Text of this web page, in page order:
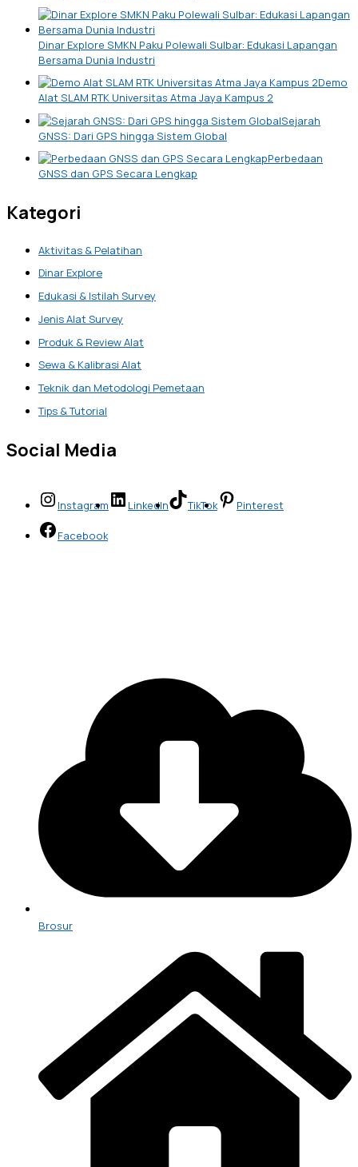
Dinar Explore SMKN Paku Polewali Sulbar: Edukasi Lapangan
Bersama Dunia Industri
Demo
Alat SLAM RTK Universitas Atma Jaya Kampus 2
Sejarah
GNSS: Dari GPS hingga Sistem Global
Perbedaan
GNSS dan GPS Secara Lengkap
Kategori
Aktivitas & Pelatihan
Dinar Explore
Edukasi & Istilah Survey
Jenis Alat Survey
Produk & Review Alat
Sewa & Kalibrasi Alat
Teknik dan Metodologi Pemetaan
Tips & Tutorial
Social Media
Instagram LinkedIn TikTok Pinterest
Facebook
Brosur